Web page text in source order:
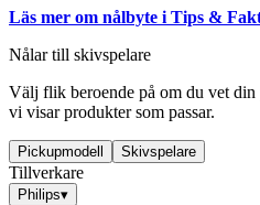
Läs mer om nålbyte i Tips &
Nålar till skivspelare
Välj flik beroende på om du vet
vi visar produkter som passar.
Pickupmodell Skivspelare
Tillverkare
Philips▾